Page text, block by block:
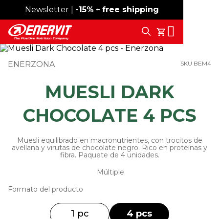
Envío gratis desde 59 €
Newsletter | -15% + free shipping
Tu Carrito
Search
ENERZONA SKU BEM4
MUESLI DARK
CHOCOLATE 4 PCS
Muesli equilibrado en macronutrientes, con trocitos de
avellana y virutas de chocolate negro. Rico en proteínas y
fibra. Paquete de 4 unidades.
Múltiple
Formato del producto
1 pc 4 pcs